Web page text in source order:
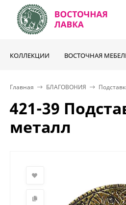
КОЛЛЕКЦИИ ВОСТОЧНАЯ
Главная БЛАГОВОНИЯ
421-39
металл